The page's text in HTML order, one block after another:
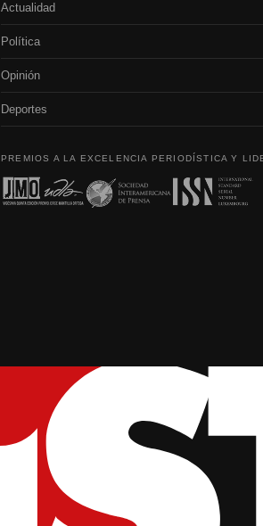
Actualidad
Política
Opinión
Deportes
PREMIOS A LA EXCELENCIA PERIODÍSTICA Y